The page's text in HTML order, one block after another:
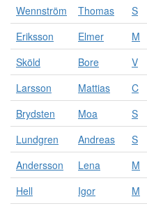
Wennström
Thomas S
Eriksson
Elmer M
Sköld
Bore V
Larsson
Mattias C
Brydsten
Moa S
Lundgren
Andreas S
Andersson
Lena M
Hell
Igor M